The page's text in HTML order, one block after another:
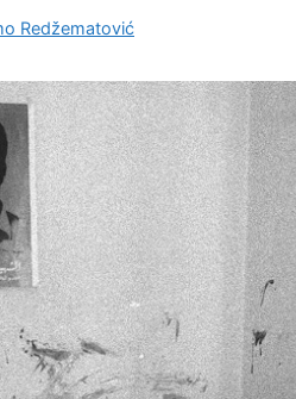
Redžematović